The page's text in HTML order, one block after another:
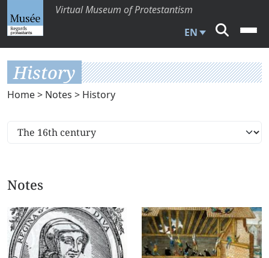
Virtual Museum of Protestantism
EN
History
Home> Notes > History
Notes